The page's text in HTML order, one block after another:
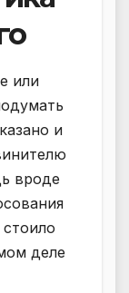
или
и
вроде
деле